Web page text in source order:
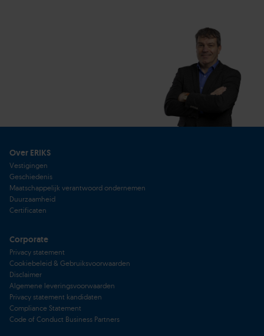
Over ERIKS
Vestigingen
Geschiedenis
Maatschappelijk verantwoord ondernemen
Duurzaamheid
Certificaten
Corporate
Privacy statement
Cookiebeleid & Gebruiksvoorwaarden
Disclaimer
Algemene leveringsvoorwaarden
Privacy statement kandidaten
Compliance Statement
Code of Conduct Business Partners